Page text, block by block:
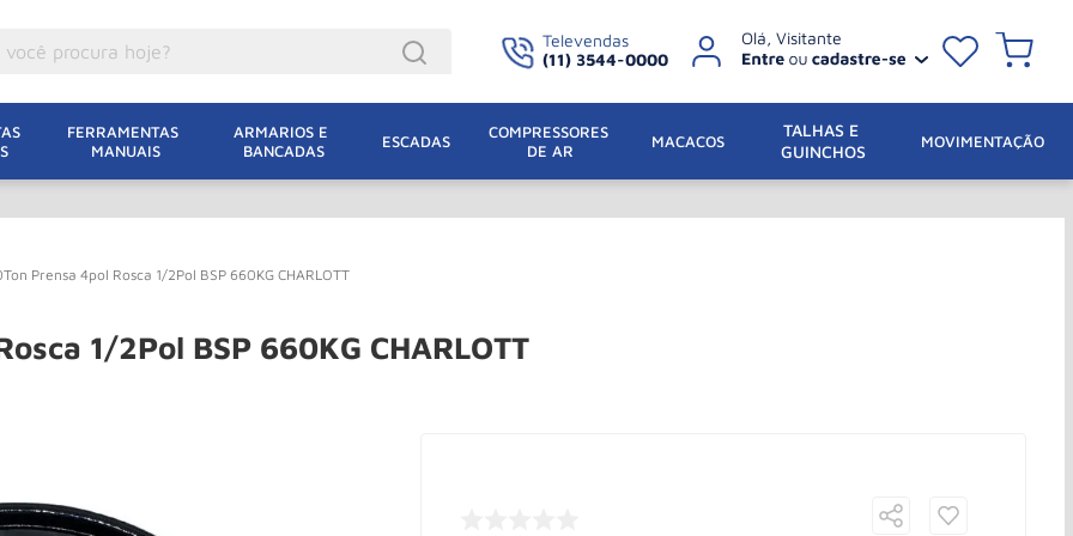
Televendas
(11) 3544-0000
FERRAMENTAS
MANUAIS
ARMARIOS E
BANCADAS
ESCADAS
COMPRESSORES
DE AR
MACACOS
TALHAS E
GUINCHOS
MOVIMENTAÇÃO
Prensa 4pol Rosca 1/2Pol BSP 660KG CHARLOTT
1/2Pol BSP 660KG CHARLOTT